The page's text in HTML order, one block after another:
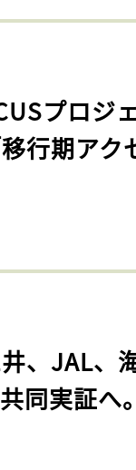
プロジ
行期アク
、JAL、
同実証へ